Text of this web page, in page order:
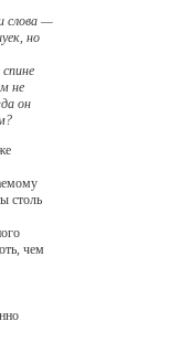
слова —
но
не
он
столь
чем